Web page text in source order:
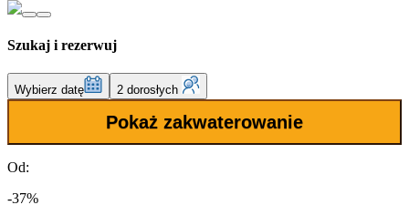
Szukaj i rezerwuj
Wybierz datę 2 dorosłych
Pokaż zakwaterowanie
Od:
-37%